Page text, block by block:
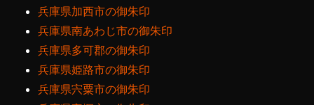
兵庫県加西市の御朱印
兵庫県南あわじ市の御朱印
兵庫県多可郡の御朱印
兵庫県姫路市の御朱印
兵庫県宍粟市の御朱印